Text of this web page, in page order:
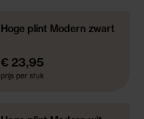
Hoge plint Modern zwart
€ 23,95
prijs per stuk